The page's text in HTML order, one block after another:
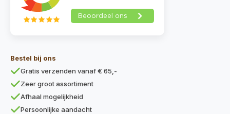
Bestel bij ons
Gratis verzenden vanaf € 65,-
Zeer groot assortiment
Afhaal mogelijkheid
Persoonlijke aandacht